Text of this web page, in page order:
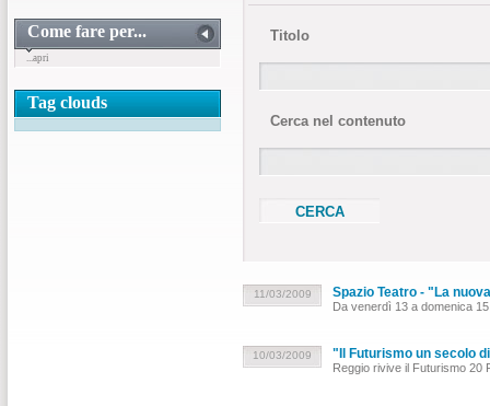
Come fare per...
...apri
Tag clouds
Titolo
Cerca nel contenuto
11/03/2009 Spazio Teatro - "La
Da venerdì 13 a domenica
10/03/2009 "Il Futurismo un secolo
Reggio rivive il Futurismo 20